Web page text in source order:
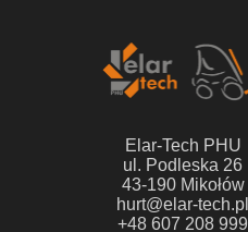
Elar-Tech PHU
ul. Podleska 26
43-190 Mikołów
hurt@elar-tech.pl
+48 607 208 999